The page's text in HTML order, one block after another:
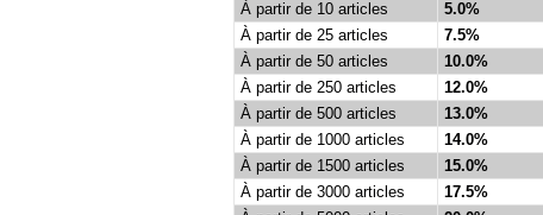
À partir de 10 articles
5.0%
À partir de 25 articles
7.5%
À partir de 50 articles
10.0%
À partir de 250 articles
12.0%
À partir de 500 articles
13.0%
À partir de 1000 articles
14.0%
À partir de 1500 articles
15.0%
À partir de 3000 articles
17.5%